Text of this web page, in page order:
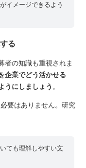
イメージできるよう
る
者の知識も重視されま
企業でどう活かせる
うにしましょう 。
要はありません。研究
ても理解しやすい文